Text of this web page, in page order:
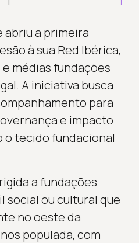
abriu a primeira
à sua Red Ibérica,
médias fundações
A iniciativa busca
para
e impacto
tecido fundacional
a fundações
social ou cultural que
no oeste da
populada, com